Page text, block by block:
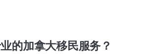
的加拿大移民服务？